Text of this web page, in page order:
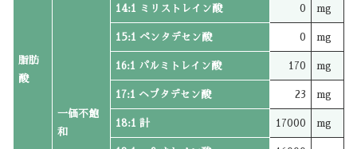
脂肪
酸
一価不飽
和
14:1 ミリストレイン酸 0 mg
15:1 ペンタデセン酸 0 mg
16:1 パルミトレイン酸 170 mg
17:1 ヘプタデセン酸 23 mg
18:1 計 17000 mg